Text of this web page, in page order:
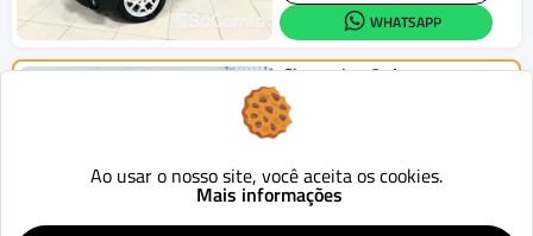
WHATSAPP
ChevroletOnix
2015
R$ 46.900
Ao usar o nosso site, você aceita os cookies.
Mais informações